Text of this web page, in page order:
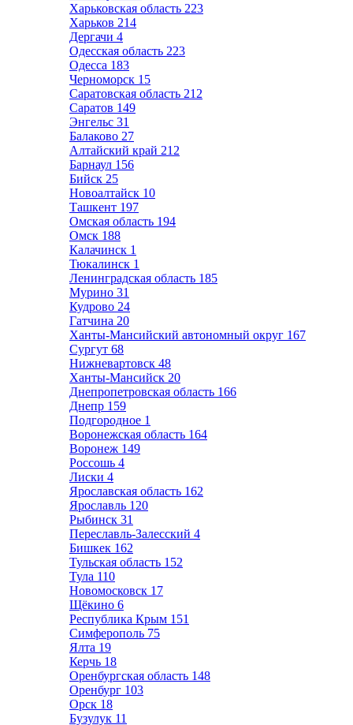
Харьковская область 223
Харьков 214
Дергачи 4
Одесская область 223
Одесса 183
Черноморск 15
Саратовская область 212
Саратов 149
Энгельс 31
Балаково 27
Алтайский край 212
Барнаул 156
Бийск 25
Новоалтайск 10
Ташкент 197
Омская область 194
Омск 188
Калачинск 1
Тюкалинск 1
Ленинградская область 185
Мурино 31
Кудрово 24
Гатчина 20
Ханты-Мансийский автономный округ 167
Сургут 68
Нижневартовск 48
Ханты-Мансийск 20
Днепропетровская область 166
Днепр 159
Подгородное 1
Воронежская область 164
Воронеж 149
Россошь 4
Лиски 4
Ярославская область 162
Ярославль 120
Рыбинск 31
Переславль-Залесский 4
Бишкек 162
Тульская область 152
Тула 110
Новомосковск 17
Щёкино 6
Республика Крым 151
Симферополь 75
Ялта 19
Керчь 18
Оренбургская область 148
Оренбург 103
Орск 18
Бузулук 11